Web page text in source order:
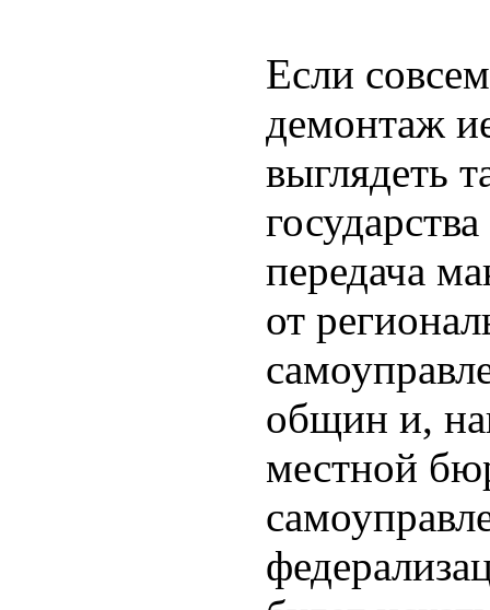
Если
демонтаж
выглядеть
передача
от
общин и,
местной